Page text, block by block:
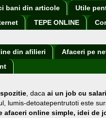
bani din articole
Utile
TEPE ONLINE
din afilieri
Afaceri pe
, daca ai un job cu
lumis-detoatepentrutoti este
afaceri online simple, idei de